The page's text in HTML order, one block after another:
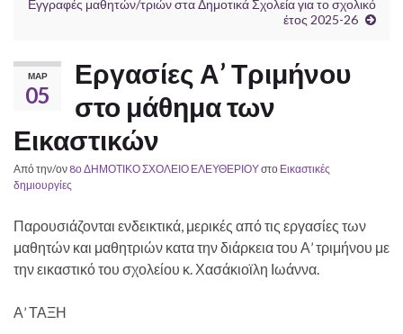
Εγγραφές μαθητών/τριών στα Δημοτικά Σχολεία για το σχολικό
έτος 2025-26
ΜΑΡ
05
Εργασίες Α’ Τριμήνου
στο μάθημα των
Εικαστικών
Από την/ον 8ο ΔΗΜΟΤΙΚΟ ΣΧΟΛΕΙΟ ΕΛΕΥΘΕΡΙΟΥστο Εικαστικές
δημιουργίες
Παρουσιάζονται ενδεικτικά, μερικές από τις εργασίες των
μαθητών και μαθητριών κατα την διάρκεια του Α’ τριμήνου με
την εικαστικό του σχολείου κ. Χασάκιοϊλη Ιωάννα.
Α’ ΤΑΞΗ